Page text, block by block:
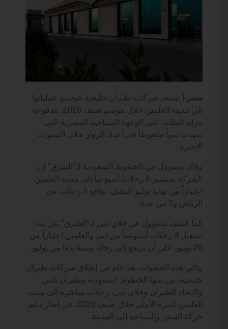
مصر | تستعد شركات طيران خليجية لتوسيع عملياتها
إلى مدينة العلمين خلال موسم صيف 2026، مدفوعة
بتزايد الطلب على الوجهة السياحية المصرية التي
شهدت نمواً ملحوظاً في أعداد الزوار خلال السنوات
الأخيرة.
وقال مسؤول في الخطوط السعودية لـ”الشرق” إن
الشركة ستسير 6 رحلات أسبوعياً إلى مدينة العلمين
اعتباراً من نهاية يوليو المقبل، بواقع 3 رحلات من
الرياض و3 من جدة.
كما كشف مسؤول في فلاي دبي لـ”الشرق” عن بدء
تشغيل 4 رحلات أسبوعياً بين دبي والعلمين اعتباراً من
20 يونيو، على أن ترتفع إلى رحلة يومية بدءاً من يوليو.
وتأتي هذه الخطوات بعد عام من إطلاق شركات طيران
خليجية، من بينها الخطوط السعودية وطيران ناس
والاتحاد للطيران وفلاي دبي، رحلات مباشرة إلى مدينة
العلمين للمرة الأولى خلال صيف 2025، في إطار دعم
حركة السفر والسياحة إلى المدينة.